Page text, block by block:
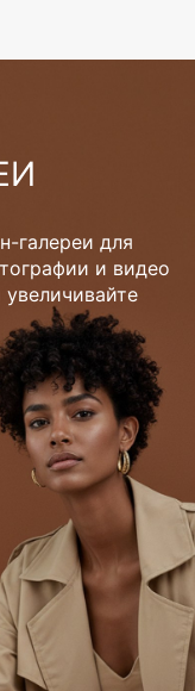
галереи для
и видео
увеличивайте